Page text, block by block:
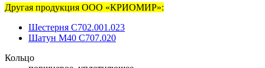
Другая продукция ООО «КРИОМИР»:
Шестерня С702.001.023
Шатун М40 С707.020
Кольцо